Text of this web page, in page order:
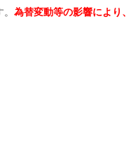
為替変動等の影響により、